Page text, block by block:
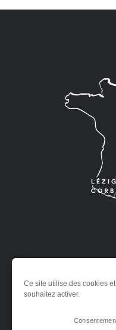
Ce site utilise des cookies
souhaitez activer.